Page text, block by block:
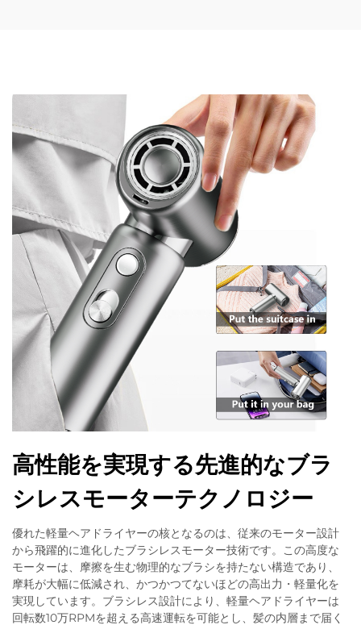
高性能を実現する先進的なブラ
シレスモーターテクノロジー
優れた軽量ヘアドライヤーの核となるのは、従来のモーター設計
から飛躍的に進化したブラシレスモーター技術です。この高度な
モーターは、摩擦を生む物理的なブラシを持たない構造であり、
摩耗が大幅に低減され、かつかつてないほどの高出力・軽量化を
実現しています。ブラシレス設計により、軽量ヘアドライヤーは
回転数10万RPMを超える高速運転を可能とし、髪の内層まで届く